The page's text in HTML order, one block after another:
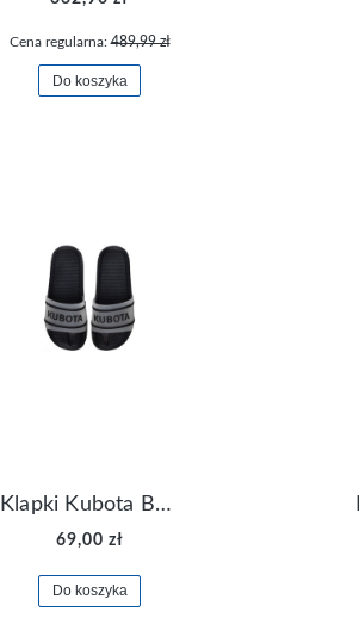
Cena regularna:489,99 zł
Do koszyka
Klapki Kubota Basenowe Gel Czarne
69,00 zł
Do koszyka